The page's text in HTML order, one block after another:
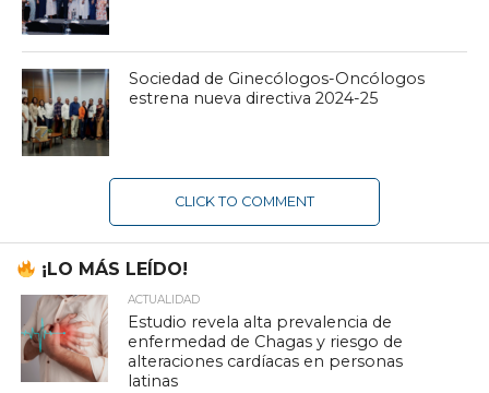
Sociedad de Ginecólogos-Oncólogos
estrena nueva directiva 2024-25
CLICK TO COMMENT
¡LO MÁS LEÍDO!
ACTUALIDAD
Estudio revela alta prevalencia de
enfermedad de Chagas y riesgo de
alteraciones cardíacas en personas
latinas